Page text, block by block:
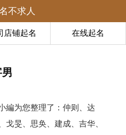
不求人
店铺起名 在线起名
編为您整理了：仲则、达
戈旻、思奂、建成、吉华、